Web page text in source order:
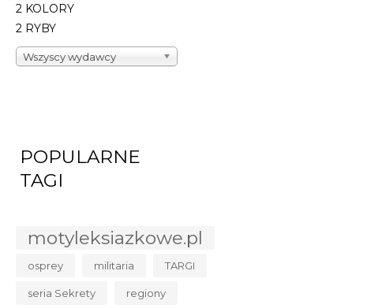
2 KOLORY
2 RYBY
Wszyscy wydawcy
POPULARNE
TAGI
motyleksiazkowe.pl
osprey militaria TARGI
seria Sekrety regiony